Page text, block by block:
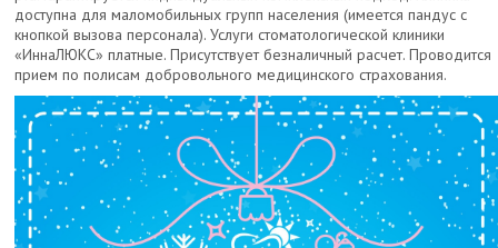
доступна для маломобильных групп населения (имеется пандус с
кнопкой вызова персонала). Услуги стоматологической клиники
«ИннаЛЮКС» платные. Присутствует безналичный расчет. Проводится
прием по полисам добровольного медицинского страхования.